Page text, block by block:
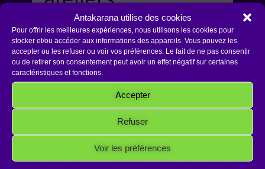
Antakarana utilise des cookies
Pour offrir les meilleures expériences, nous utilisons les cookies pour
stocker et/ou accéder aux informations des appareils. Vous pouvez les
accepter ou les refuser ou voir vos préférences. Le fait de ne pas consentir
ou de retirer son consentement peut avoir un effet négatif sur certaines
caractéristiques et fonctions.
Accepter
Refuser
Voir les préférences
Voici ce qu’ils ont
finalement pensé.
Transmission avec
amour, simplicité, énergie
Un retour vers la source et
ensuite un retour sur terre
ancré, posé pour continuer ici